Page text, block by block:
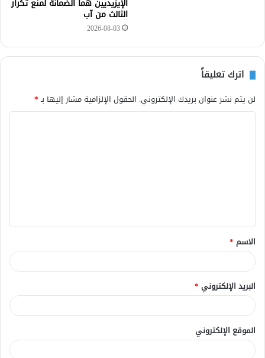
الإيزيديين هما الضمانة لمنع تكرار
الثالث من آب
2026-08-03
اترك تعليقاً
لن يتم نشر عنوان بريدك الإلكتروني. الحقول الإلزامية مشار إليها بـ*
ق
*
الاسم *
البريد الإلكتروني *
الموقع الإلكتروني